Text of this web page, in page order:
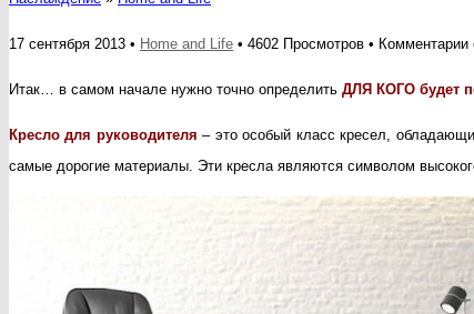
17 сентября 2013 • Home and Life • 4602 Просмотров • Комментариик
Итак… в самом начале нужно точно определить ДЛЯ КОГО будет
Кресло для руководителя – это особый класс кресел,
самые дорогие материалы. Эти кресла являются символом